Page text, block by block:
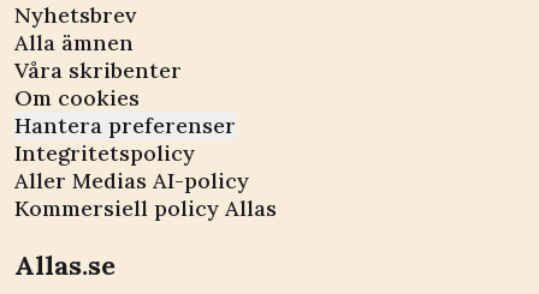
Nyhetsbrev
Alla ämnen
Våra skribenter
Om cookies
Hantera preferenser
Integritetspolicy
Aller Medias AI-policy
Kommersiell policy Allas
Allas.se